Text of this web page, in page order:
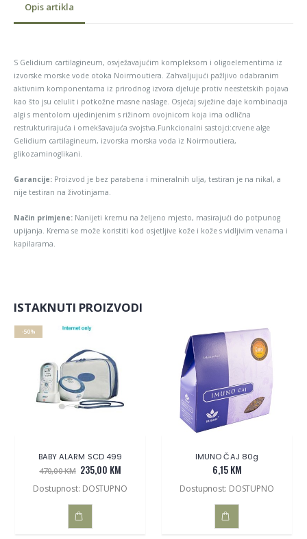
Opis artikla
S Gelidium cartilagineum, osvježavajućim kompleksom i oligoelementima iz
izvorske morske vode otoka Noirmoutiera. Zahvaljujući pažljivo odabranim
aktivnim komponentama iz prirodnog izvora djeluje protiv neestetskih pojava
kao što jsu celulit i potkožne masne naslage. Osjećaj svježine daje kombinacija
algi s mentolom ujedinjenim s rižinom ovojnicom koja ima odlična
restrukturirajuća i omekšavajuća svojstva.Funkcionalni sastojci:crvene alge
Gelidium cartilagineum, izvorska morska voda iz Noirmoutiera,
glikozaminoglikani.
Garancije: Proizvod je bez parabena i mineralnih ulja, testiran je na nikal, a
nije testiran na životinjama.
Način primjene: Nanijeti kremu na željeno mjesto, masirajući do potpunog
upijanja. Krema se može koristiti kod osjetljive kože i kože s vidljivim venama i
kapilarama.
ISTAKNUTI PROIZVODI
BABY ALARM SCD 499
470,00 KM 235,00 KM
-50%
Dostupnost: DOSTUPNO
IMUNO ČAJ 80g
6,15 KM
Dostupnost: DOSTUPNO